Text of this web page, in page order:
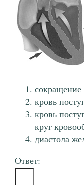
сокращение
кровь
кровь
круг
диастола
Ответ: